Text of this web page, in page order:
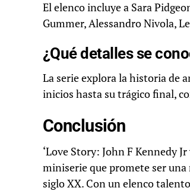
El elenco incluye a Sara
Gummer, Alessandro Nivola,
¿Qué detalles se
La serie explora la historia de
inicios hasta su trágico final,
Conclusión
‘Love Story: John F Kennedy
miniserie que promete ser
siglo XX. Con un elenco